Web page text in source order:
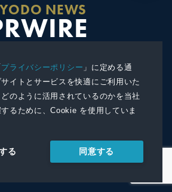
プライバシーポリシー 」に定める通
イトとサービスを快適にご利用いた
のように活用されているのかを当社
るために、Cookie を使用していま
る 同意する
NEWS
会員登録
ログイン
リリースを受信する